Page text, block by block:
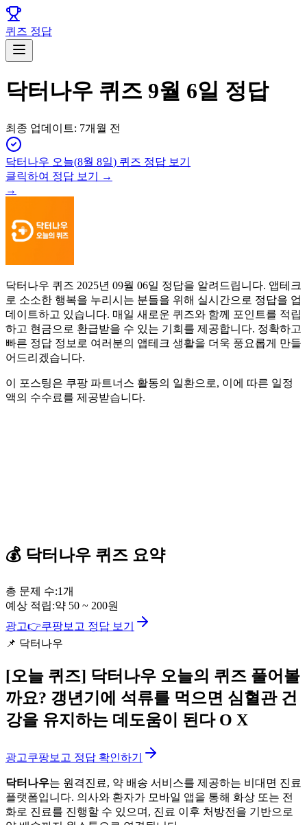
퀴즈 정답
닥터나우 퀴즈 9월 6일 정답
최종 업데이트: 7개월 전
닥터나우 오늘(8월 8일) 퀴즈 정답 보기
클릭하여 정답 보기 →
→
닥터나우 퀴즈 2025년 09월 06일 정답을 알려드립니다. 앱테크
로 소소한 행복을 누리시는 분들을 위해 실시간으로 정답을 업
데이트하고 있습니다. 매일 새로운 퀴즈와 함께 포인트를 적립
하고 현금으로 환급받을 수 있는 기회를 제공합니다. 정확하고
빠른 정답 정보로 여러분의 앱테크 생활을 더욱 풍요롭게 만들
어드리겠습니다.
이 포스팅은 쿠팡 파트너스 활동의 일환으로, 이에 따른 일정
액의 수수료를 제공받습니다.
💰 닥터나우 퀴즈 요약
총 문제 수:1개
예상 적립:약 50 ~ 200원
광고👉쿠팡보고 정답 보기
📌 닥터나우
[오늘 퀴즈] 닥터나우 오늘의 퀴즈 풀어볼
까요? 갱년기에 석류를 먹으면 심혈관 건
강을 유지하는 데도움이 된다 O X
광고쿠팡보고 정답 확인하기
닥터나우는 원격진료, 약 배송 서비스를 제공하는 비대면 진료
플랫폼입니다. 의사와 환자가 모바일 앱을 통해 화상 또는 전
화로 진료를 진행할 수 있으며, 진료 이후 처방전을 기반으로